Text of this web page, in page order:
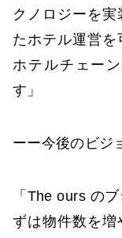
クノロジーを
たホテル運営を
ホテルチェー
す」
ーー今後のビジ
「The ours の
ずは物件数を増